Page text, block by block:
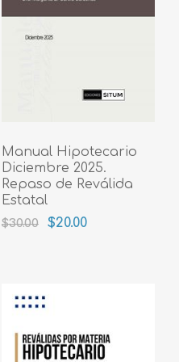
Manual Hipotecario
Diciembre 2025.
Repaso de Reválida
Estatal
$30.00 $20.00